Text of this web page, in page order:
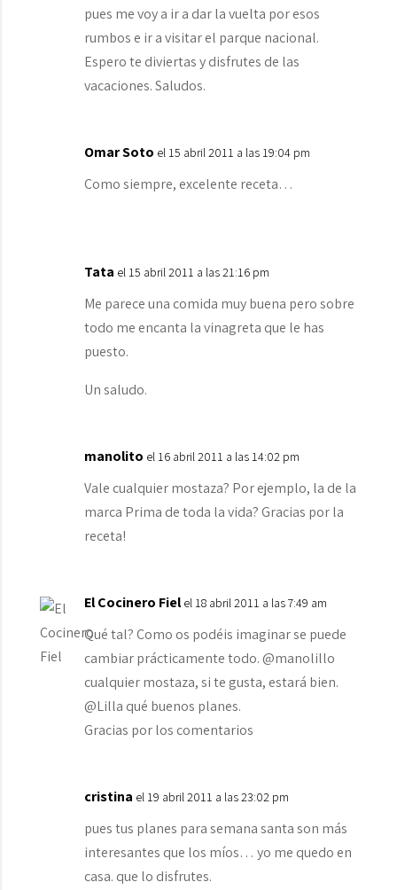
pues me voy a ir a dar la vuelta por esos
rumbos e ir a visitar el parque nacional.
Espero te diviertas y disfrutes de las
vacaciones. Saludos.
Omar Soto el 15 abril 2011 a las 19:04 pm
Como siempre, excelente receta…
Tata el 15 abril 2011 a las 21:16 pm
Me parece una comida muy buena pero sobre
todo me encanta la vinagreta que le has
puesto.
Un saludo.
manolito el 16 abril 2011 a las 14:02 pm
Vale cualquier mostaza? Por ejemplo, la de la
marca Prima de toda la vida? Gracias por la
receta!
El Cocinero Fiel el 18 abril 2011 a las 7:49 am
Qué tal? Como os podéis imaginar se puede
cambiar prácticamente todo. @manolillo
cualquier mostaza, si te gusta, estará bien.
@Lilla qué buenos planes.
Gracias por los comentarios
cristina el 19 abril 2011 a las 23:02 pm
pues tus planes para semana santa son más
interesantes que los míos… yo me quedo en
casa. que lo disfrutes.